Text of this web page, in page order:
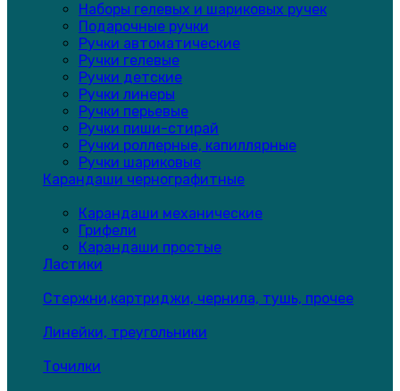
Наборы гелевых и шариковых ручек
Подарочные ручки
Ручки автоматические
Ручки гелевые
Ручки детские
Ручки линеры
Ручки перьевые
Ручки пиши-стирай
Ручки роллерные, капиллярные
Ручки шариковые
Карандаши чернографитные
Карандаши механические
Грифели
Карандаши простые
Ластики
Стержни,картриджи, чернила, тушь, прочее
Линейки, треугольники
Точилки